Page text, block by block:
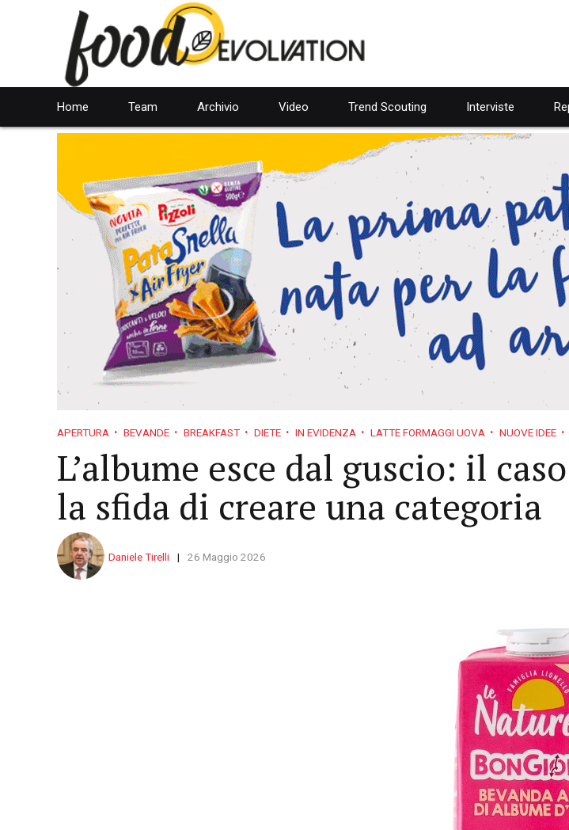
Home Team Archivio Video Trend Scouting Interviste
APERTURA BEVANDE BREAKFAST DIETE IN EVIDENZA LATTE FORMAGGI UOVA NUOVE IDEE
L’albume esce dal guscio: il
la sfida di creare una categoria
Daniele Tirelli 26 Maggio 2026